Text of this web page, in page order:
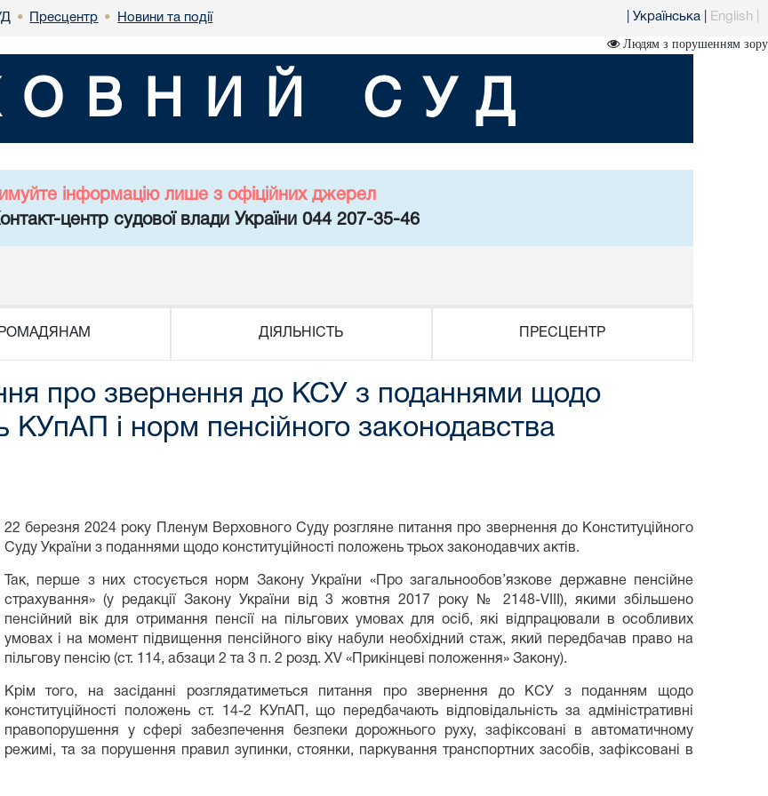
• Пресцентр • Новини та події Українська English
Людям з порушенням зору
СУД
інформацію лише з офіційних джерел
центр судової влади України 044 207-35-46
ДІЯЛЬНІСТЬ ПРЕСЦЕНТР
про звернення до КСУ з поданнями щодо
КУпАП і норм пенсійного законодавства
22 березня 2024 року Пленум Верховного Суду розгляне питання про звернення до Конституційного
Суду України з поданнями щодо конституційності положень трьох законодавчих актів.
Так, перше з них стосується норм Закону України «Про загальнообов’язкове державне пенсійне
страхування» (у редакції Закону України від 3 жовтня 2017 року № 2148-VIII), якими збільшено
пенсійний вік для отримання пенсії на пільгових умовах для осіб, які відпрацювали в особливих
умовах і на момент підвищення пенсійного віку набули необхідний стаж, який передбачав право на
пільгову пенсію (ст. 114, абзаци 2 та 3 п. 2 розд. XV «Прикінцеві положення» Закону).
Крім того, на засіданні розглядатиметься питання про звернення до КСУ з поданням щодо
конституційності положень ст. 14-2 КУпАП, що передбачають відповідальність за адміністративні
правопорушення у сфері забезпечення безпеки дорожнього руху, зафіксовані в автоматичному
режимі, та за порушення правил зупинки, стоянки, паркування транспортних засобів, зафіксовані в